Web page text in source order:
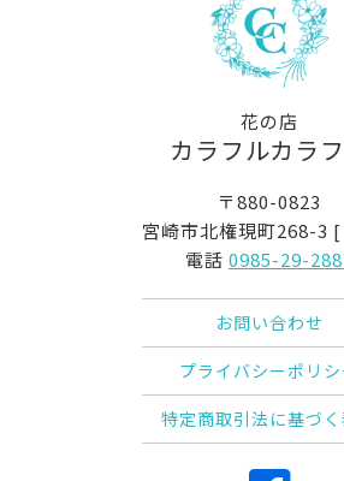
花の店
カラフルカラ
〒880-0823
宮崎市北権現町268-3 [
電話 0985-29-
お問い合わせ
プライバシーポリシ
特定商取引法に基づ